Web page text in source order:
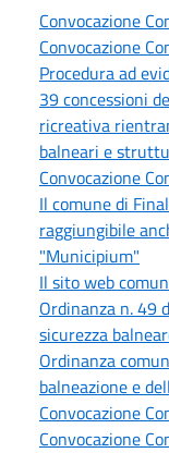
Convocazione
Convocazione
Procedura ad
39 concessioni
ricreativa
balneari e
Convocazione
Il comune di
raggiungibile
"Municipium"
Il sito web
Ordinanza n. 49
sicurezza
Ordinanza
balneazione e
Convocazione
Convocazione